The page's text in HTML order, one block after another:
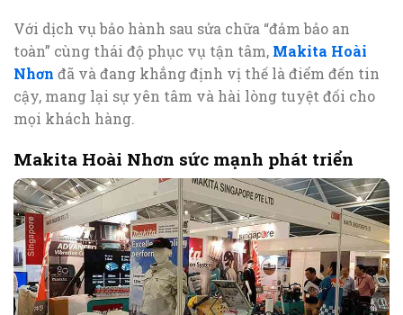
Với dịch vụ bảo hành sau sửa chữa “đảm bảo an
toàn” cùng thái độ phục vụ tận tâm, Makita Hoài
Nhơn đã và đang khẳng định vị thế là điểm đến tin
cậy, mang lại sự yên tâm và hài lòng tuyệt đối cho
mọi khách hàng.
Makita Hoài Nhơn sức mạnh phát triển